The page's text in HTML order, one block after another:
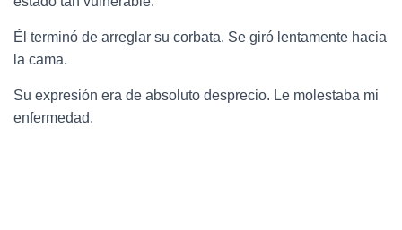
Él terminó de arreglar su corbata. Se giró lentamente hacia
la cama.
Su expresión era de absoluto desprecio. Le molestaba mi
enfermedad.